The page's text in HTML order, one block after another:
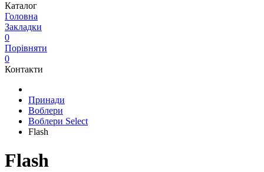
Каталог
Головна
Закладки
0
Порівняти
0
Контакти
Принади
Воблери
Воблери Select
Flash
Flash